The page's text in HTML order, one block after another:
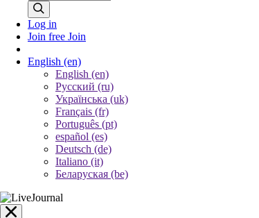
Log in
Join free Join
English (en)
English (en)
Русский (ru)
Українська (uk)
Français (fr)
Português (pt)
español (es)
Deutsch (de)
Italiano (it)
Беларуская (be)